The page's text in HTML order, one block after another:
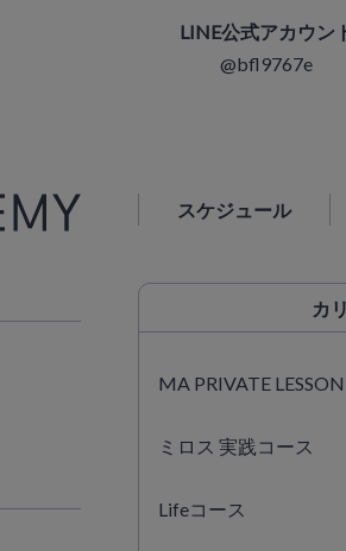
LINE公式アカウン
@bfl9767e
スケジュール
カ
MA PRIVATE
ミロス 実践コース
Lifeコース